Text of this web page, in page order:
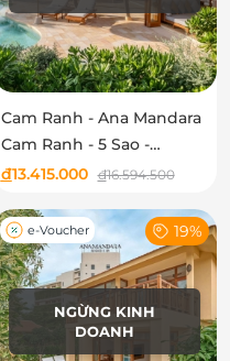
Cam Ranh - Ana Mandara
Cam Ranh - 5 Sao -
Premium Seaview Sky
đ13.415.000 đ16.594.500
NGỪNG KINH
DOANH
e-Voucher 19%